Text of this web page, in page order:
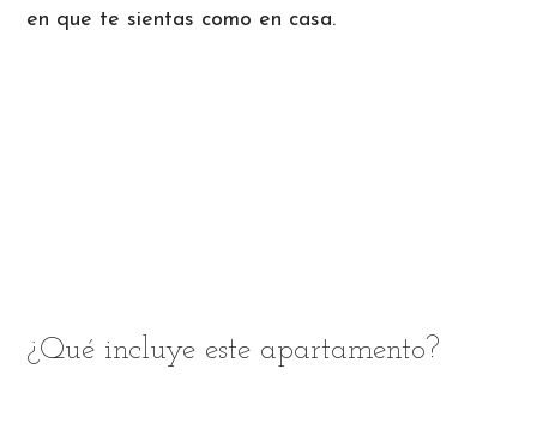
en que te sientas como en casa.
¿Qué incluye este apartamento?